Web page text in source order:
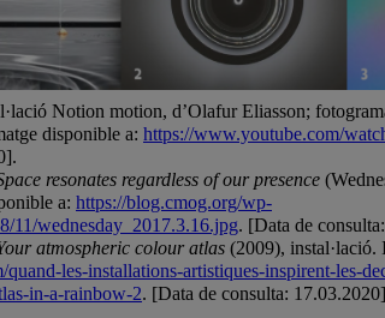
Notion motion, d’Olafur Eliasson;
disponible a: https://www.youtube.com/
resonates regardless of our presence
a: https://blog.cmog.org/wp-
11/wednesday_2017.3.16.jpg. [Data de
atmospheric colour atlas (2009), instal·lació.
quand-les-installations-artistiques-inspirent-les-
in-a-rainbow-2. [Data de consulta: